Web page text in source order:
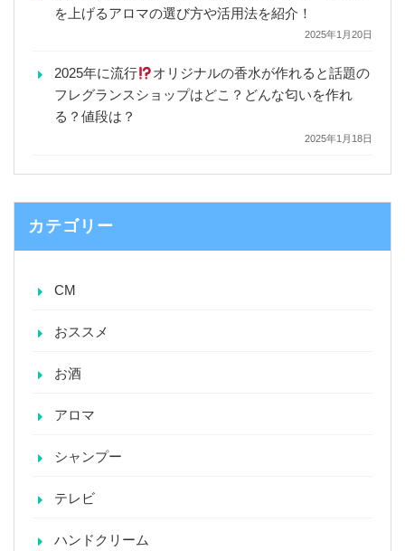
を上げるアロマの選び方や活用法を紹介！
2025年1月20日
2025年に流行
オリジナルの香水が作れると話題の
フレグランスショップはどこ？どんな匂いを作れ
る？値段は？
2025年1月18日
カテゴリー
CM
おススメ
お酒
アロマ
シャンプー
テレビ
ハンドクリーム